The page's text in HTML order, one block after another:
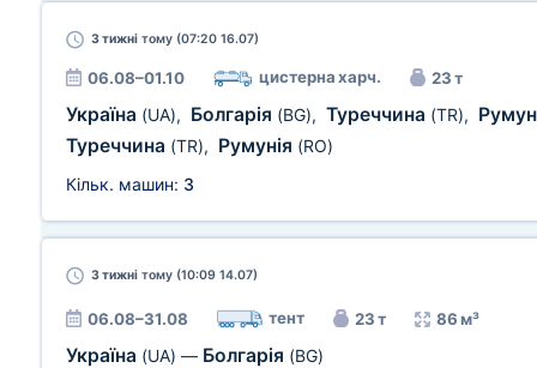
3 тижні тому (07:20 16.07)
06.08–01.10 цистерна харч. 23 т
Україна (UA), Болгарія (BG), Туреччина (TR),
Туреччина (TR), Румунія (RO)
Кільк. машин: 3
3 тижні тому (10:09 14.07)
06.08–31.08 тент 23 т 86 м³
Україна (UA) — Болгарія (BG)